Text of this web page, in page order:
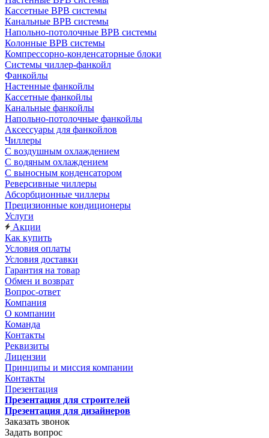
Кассетные ВРВ системы
Канальные ВРВ системы
Напольно-потолочные ВРВ системы
Колонные ВРВ системы
Компрессорно-конденсаторные блоки
Системы чиллер-фанкойл
Фанкойлы
Настенные фанкойлы
Кассетные фанкойлы
Канальные фанкойлы
Напольно-потолочные фанкойлы
Аксессуары для фанкойлов
Чиллеры
С воздушным охлаждением
С водяным охлаждением
С выносным конденсатором
Реверсивные чиллеры
Абсорбционные чиллеры
Прецизионные кондиционеры
Услуги
Акции
Как купить
Условия оплаты
Условия доставки
Гарантия на товар
Обмен и возврат
Вопрос-ответ
Компания
О компании
Команда
Контакты
Реквизиты
Лицензии
Принципы и миссия компании
Контакты
Презентация
Презентация для строителей
Презентация для дизайнеров
Заказать звонок
Задать вопрос